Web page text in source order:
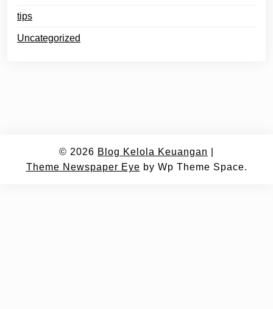
tips
Uncategorized
© 2026 Blog Kelola Keuangan
Theme Newspaper Eye by Wp Theme Space.